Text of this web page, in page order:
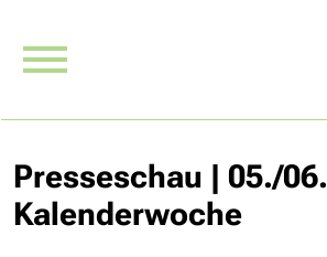
Presseschau | 05./06.
Kalenderwoche